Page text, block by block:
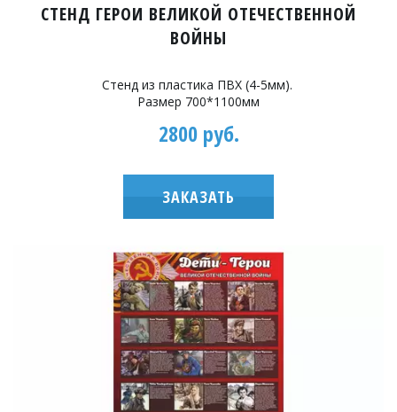
СТЕНД ГЕРОИ ВЕЛИКОЙ ОТЕЧЕСТВЕННОЙ
ВОЙНЫ
Стенд из пластика ПВХ (4-5мм).
Размер 700*1100мм
2800 руб.
ЗАКАЗАТЬ